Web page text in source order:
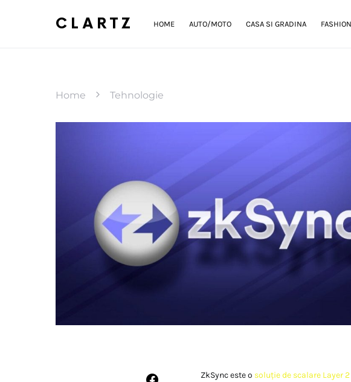
CLARTZ HOME AUTO/MOTO CASA SI GRADINA FASHION
Home Tehnologie
ZkSync este o soluție de scalare Layer